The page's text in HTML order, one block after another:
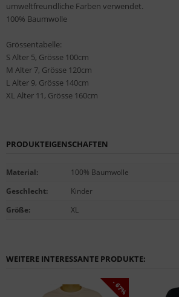
umweltfreundliche Farben verwendet.
100% Baumwolle
Grössentabelle:
S Alter 5, Grösse 100cm
M Alter 7, Grösse 120cm
L Alter 9, Grösse 140cm
XL Alter 11, Grösse 160cm
PRODUKTEIGENSCHAFTEN
Material:
100% Baumwolle
Geschlecht:
Kinder
Größe: XL
WEITERE INTERESSANTE PRODUKTE:
- 67%